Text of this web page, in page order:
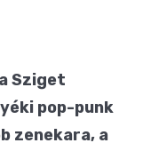
Sziget
pop-punk
zenekara, a